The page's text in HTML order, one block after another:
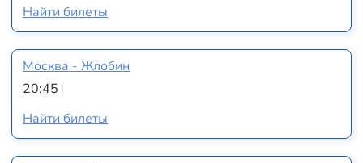
Найти билеты
Москва - Жлобин
20:45
Найти билеты